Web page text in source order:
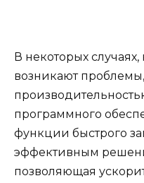
В некоторых случаях,
возникают
программного
функции быстрого
эффективным
позволяющая